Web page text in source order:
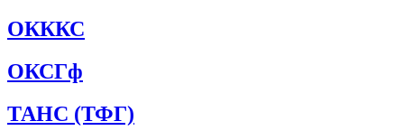
ОКККС
ОКСГф
ТАНС (ТФГ)